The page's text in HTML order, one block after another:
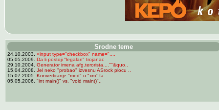
Srodne teme
24.10.2003. <input type="checkbox" name="....
05.05.2009. Da li postoji "legalan" trojanac
29.10.2004. Generator imena afg.terorista....""&quo..
15.04.2008. Jel neko "probao" izvesnu ASrock plocu ..
15.07.2005. Konvertiranje "mod" u "xm" fa..
05.05.2006. "int main()" vs. "void main()"..